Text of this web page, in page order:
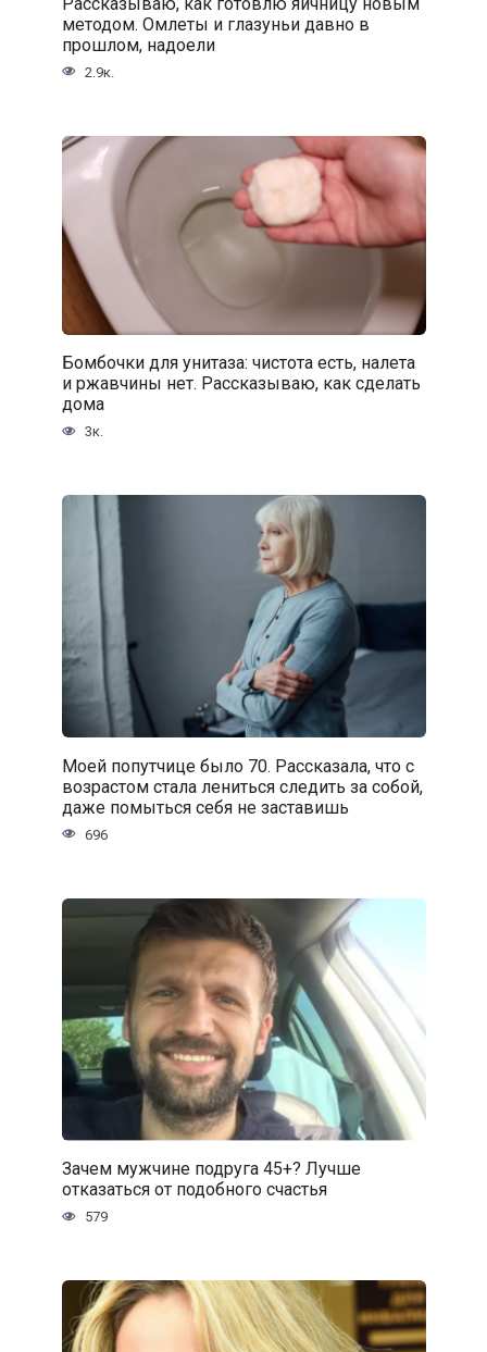
методом. Омлеты и глазуньи давно в
прошлом, надоели
2.9к.
Бомбочки для унитаза: чистота есть, налета
и ржавчины нет. Рассказываю, как сделать
дома
3к.
Моей попутчице было 70. Рассказала, что с
возрастом стала лениться следить за собой,
даже помыться себя не заставишь
696
Зачем мужчине подруга 45+? Лучше
отказаться от подобного счастья
579